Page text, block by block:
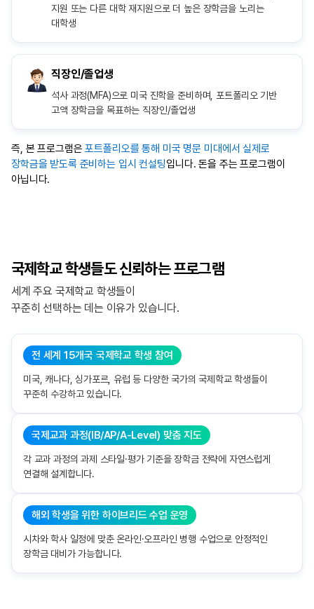
지원 또는 다른 대학 재지원으로 더 높은 장학금을 노리는
대학생
직장인/졸업생
석사 과정(MFA)으로 미국 진학을 준비하며, 포트폴리오 기반
고액 장학금을 목표하는 직장인/졸업생
즉, 본 프로그램은포트폴리오를 통해 미국 명문 미대에서 실제로
장학금을 받도록 준비하는 입시 컨설팅입니다. 돈을 주는 프로그램이
아닙니다.
국제학교 학생들도 신뢰하는 프로그램
세계 주요 국제학교 학생들이
꾸준히 선택하는 데는 이유가 있습니다.
전 세계 15개국 국제학교 학생 참여
미국, 캐나다, 싱가포르, 유럽 등 다양한 국가의 국제학교 학생들이
꾸준히 수강하고 있습니다.
국제교과 과정(IB/AP/A-Level) 맞춤 지도
각 교과 과정의 과제 스타일·평가 기준을 장학금 전략에 자연스럽게
연결해 설계합니다.
해외 학생을 위한 하이브리드 수업 운영
시차와 학사 일정에 맞춘 온라인·오프라인 병행 수업으로 안정적인
장학금 대비가 가능합니다.